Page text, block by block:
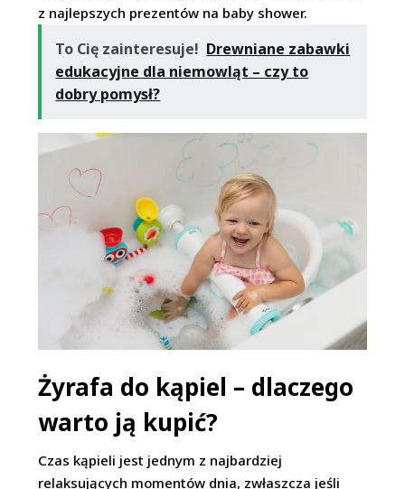
z najlepszych prezentów na baby shower.
To Cię zainteresuje! Drewniane zabawki
edukacyjne dla niemowląt – czy to
dobry pomysł?
Żyrafa do kąpiel – dlaczego
warto ją kupić?
Czas kąpieli jest jednym z najbardziej
relaksujących momentów dnia, zwłaszcza jeśli